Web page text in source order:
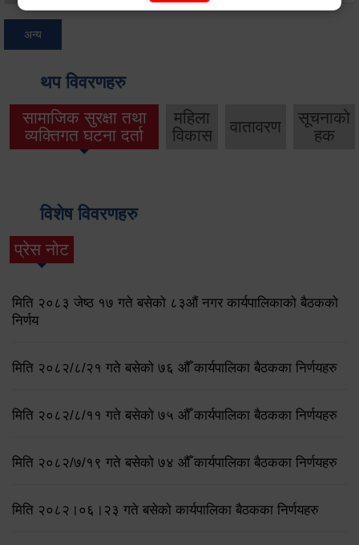
अन्य
थप विवरणहरु
सामाजिक सुरक्षा तथा
व्यक्तिगत घटना दर्ता
महिला
विकास
वातावरण
सूचनाको
हक
विशेष विवरणहरु
प्रेस नोट
मिति २०८३ जेष्ठ १७ गते बसेको ८३औं नगर कार्यपालिकाको बैठकको
निर्णय
मिति २०८२/८/२१ गते बसेको ७६ औँ कार्यपालिका बैठकका निर्णयहरु
मिति २०८२/८/११ गते बसेको ७५ औँ कार्यपालिका बैठकका निर्णयहरु
मिति २०८२/७/१९ गते बसेको ७४ औँ कार्यपालिका बैठकका निर्णयहरु
मिति २०८२।०६।२३ गते बसेको कार्यपालिका बैठकका निर्णयहरु